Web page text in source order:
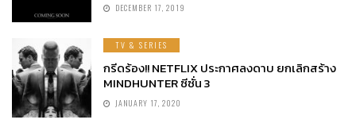
DECEMBER 17, 2019
TV & SERIES
กรีดร้อง!! NETFLIX ประกาศลงดาบ ยกเลิกสร้าง
MINDHUNTER ซีซั่น 3
JANUARY 17, 2020